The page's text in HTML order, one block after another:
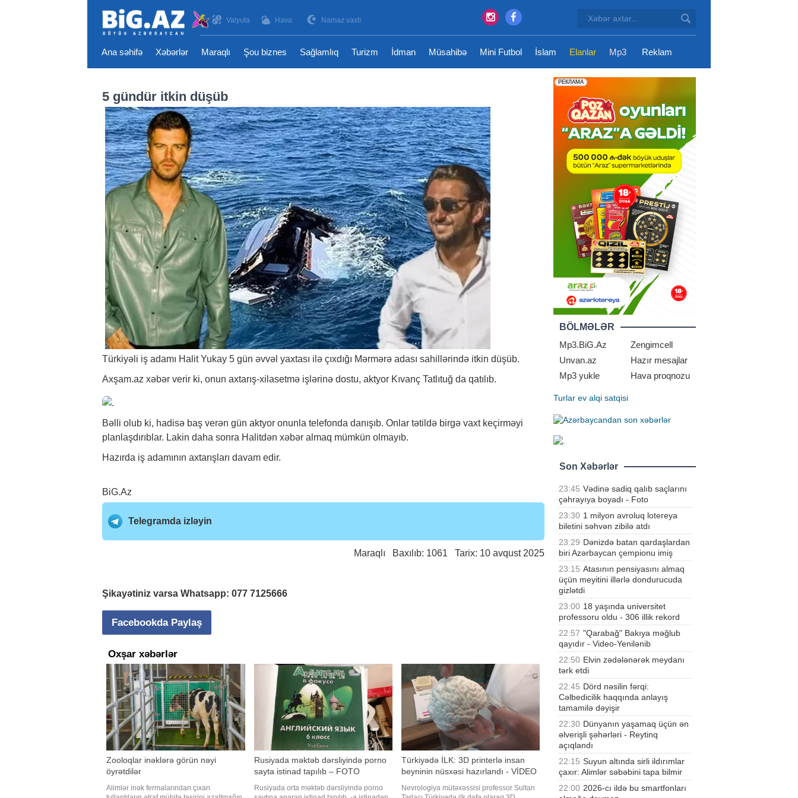
Valyuta Hava Namaz vaxtı
Ana səhifə Xəbərlər Maraqlı Şou biznes Sağlamlıq Turizm İdman Müsahibə Mini Futbol İslam Elanlar Mp3 Reklam
5 gündür itkin düşüb
Türkiyəli iş adamı Halit Yukay 5 gün əvvəl yaxtası ilə çıxdığı Mərmərə adası sahillərində itkin düşüb.
Axşam.az xəbər verir ki, onun axtarış-xilasetmə işlərinə dostu, aktyor Kıvanç Tatlıtuğ da qatılıb.
Bəlli olub ki, hadisə baş verən gün aktyor onunla telefonda danışıb. Onlar tətildə birgə vaxt keçirməyi
planlaşdırıblar. Lakin daha sonra Halitdən xəbər almaq mümkün olmayıb.
Hazırda iş adamının axtarışları davam edir.
BiG.Az
Telegramda izləyin
Maraqlı Baxılıb: 1061 Tarix: 10 avqust 2025
Şikayətiniz varsa Whatsapp: 077 7125666
Facebookda Paylaş
Oxşar xəbərlər
Zooloqlar inəklərə görün nəyi
öyrətdilər
Alimlər inək fermalarından çıxan
Rusiyada məktəb dərsliyində porno
sayta istinad tapılıb – FOTO
Rusiyada orta məktəb dərsliyində porno
Türkiyədə İLK: 3D printerlə insan
beyninin nüsxəsi hazırlandı - VİDEO
Nevrologiya mütəxəssisi professor Sultan
BÖLMƏLƏR
Mp3.BiG.Az
Zengimcell
Unvan.az
Hazır mesajlar
Mp3 yukle
Hava proqnozu
Turlar ev alqi satqisi
Son Xəbərlər
23:45 Vədinə sadiq qalıb saçlarını
çəhrayıya boyadı - Foto
23:30 1 milyon avroluq lotereya
biletini səhvən zibilə atdı
23:29 Dənizdə batan qardaşlardan
biri Azərbaycan çempionu imiş
23:15 Atasının pensiyasını almaq
üçün meyitini illərlə dondurucuda
gizlətdi
23:00 18 yaşında universitet
professoru oldu - 306 illik rekord
22:57 "Qarabağ" Bakıya məğlub
qayıdır - Video-Yenilənib
22:50 Elvin zədələnərək meydanı
tərk etdi
22:45 Dörd nəsilin fərqi:
Cəlbedicilik haqqında anlayış
tamamilə dəyişir
22:30 Dünyanın yaşamaq üçün ən
əlverişli şəhərləri - Reytinq
açıqlandı
22:15 Suyun altında sirli ildırımlar
çaxır: Alimlər səbəbini tapa bilmir
22:00 2026-cı ildə bu smartfonları